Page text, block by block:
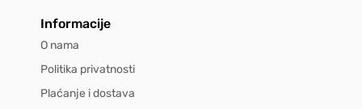
Informacije
O nama
Politika privatnosti
Plaćanje i dostava